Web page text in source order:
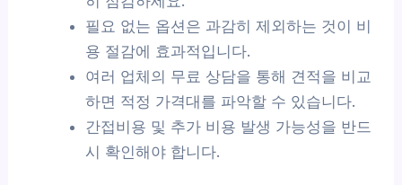
필요 없는 옵션은 과감히 제외하는 것이 비
용 절감에 효과적입니다.
여러 업체의 무료 상담을 통해 견적을 비교
하면 적정 가격대를 파악할 수 있습니다.
간접비용 및 추가 비용 발생 가능성을 반드
시 확인해야 합니다.